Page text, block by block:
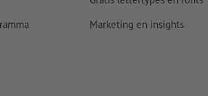
Marketing en insights